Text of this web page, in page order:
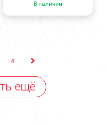
В наличии
4
ещё